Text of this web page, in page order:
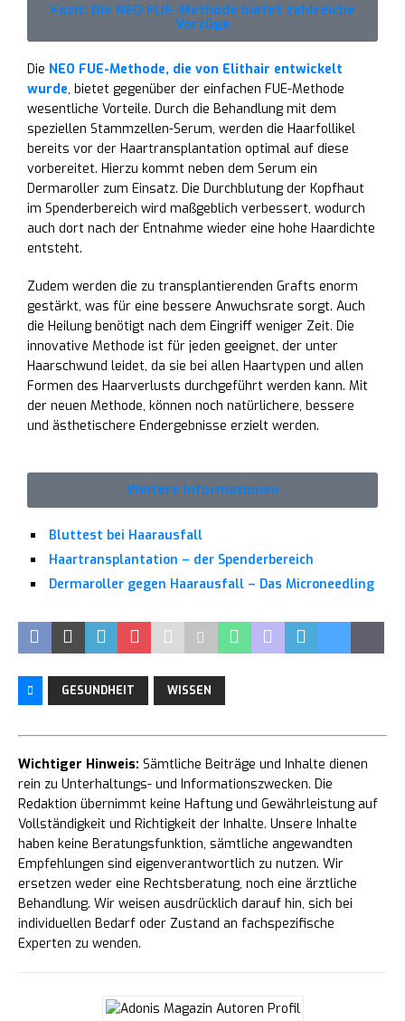
Fazit: Die NEO FUE-Methode bietet zahlreiche
Vorzüge
Die NEO FUE-Methode, die von Elithair entwickelt
wurde, bietet gegenüber der einfachen FUE-Methode
wesentliche Vorteile. Durch die Behandlung mit dem
speziellen Stammzellen-Serum, werden die Haarfollikel
bereits vor der Haartransplantation optimal auf diese
vorbereitet. Hierzu kommt neben dem Serum ein
Dermaroller zum Einsatz. Die Durchblutung der Kopfhaut
im Spenderbereich wird maßgeblich verbessert, wodurch
auch dort nach der Entnahme wieder eine hohe Haardichte
entsteht.
Zudem werden die zu transplantierenden Grafts enorm
gestärkt, was für eine bessere Anwuchsrate sorgt. Auch
die Heilung benötigt nach dem Eingriff weniger Zeit. Die
innovative Methode ist für jeden geeignet, der unter
Haarschwund leidet, da sie bei allen Haartypen und allen
Formen des Haarverlusts durchgeführt werden kann. Mit
der neuen Methode, können noch natürlichere, bessere
und ästhetischere Endergebnisse erzielt werden.
Weitere Informationen
Bluttest bei Haarausfall
Haartransplantation – der Spenderbereich
Dermaroller gegen Haarausfall – Das Microneedling
GESUNDHEIT WISSEN
Wichtiger Hinweis: Sämtliche Beiträge und Inhalte dienen
rein zu Unterhaltungs- und Informationszwecken. Die
Redaktion übernimmt keine Haftung und Gewährleistung auf
Vollständigkeit und Richtigkeit der Inhalte. Unsere Inhalte
haben keine Beratungsfunktion, sämtliche angewandten
Empfehlungen sind eigenverantwortlich zu nutzen. Wir
ersetzen weder eine Rechtsberatung, noch eine ärztliche
Behandlung. Wir weisen ausdrücklich darauf hin, sich bei
individuellen Bedarf oder Zustand an fachspezifische
Experten zu wenden.